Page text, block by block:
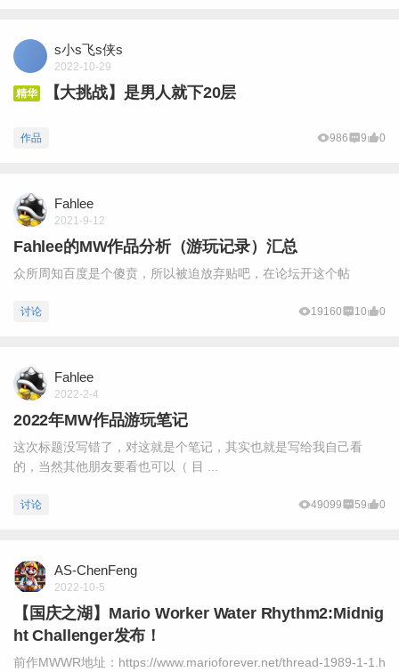
s小s飞s侠s
2022-10-29
精华 【大挑战】是男人就下20层
作品 986 9 0
Fahlee
2021-9-12
Fahlee的MW作品分析（游玩记录）汇总
众所周知百度是个傻贲，所以被迫放弃贴吧，在论坛开这个帖
讨论 19160 10 0
Fahlee
2022-2-4
2022年MW作品游玩笔记
这次标题没写错了，对这就是个笔记，其实也就是写给我自己看
的，当然其他朋友要看也可以（ 目 ...
讨论 49099 59 0
AS-ChenFeng
2022-10-5
【国庆之湖】Mario Worker Water Rhythm2:Midnig
ht Challenger发布！
前作MWWR地址：https://www.marioforever.net/thread-1989-1-1.h